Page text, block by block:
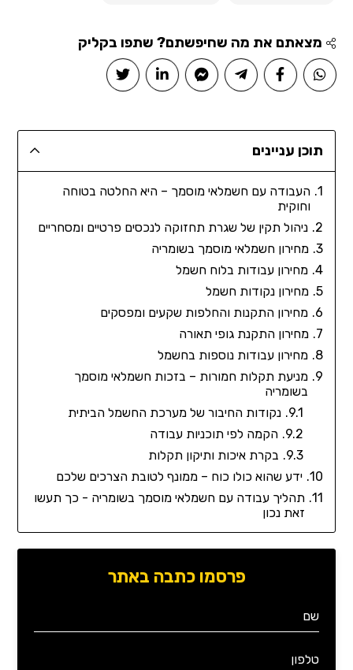
מצאתם את מה שחיפשתם? שתפו בקליק
תוכן עניינים
העבודה עם חשמלאי מוסמך – היא החלטה בטוחה
וחוקית
ניהול תקין של שגרת תחזוקה לנכסים פרטיים ומסחריים
מחירון חשמלאי מוסמך בשומריה
מחירון עבודות בלוח חשמל
מחירון נקודות חשמל
מחירון התקנות והחלפות שקעים ומפסקים
מחירון התקנת גופי תאורה
מחירון עבודות נוספות בחשמל
מניעת תקלות חמורות – בזכות חשמלאי מוסמך
בשומריה
נקודות החיבור של מערכת החשמל הביתית
הקמה לפי תוכניות עבודה
בקרת איכות ותיקון תקלות
ידע שהוא כולו כוח – ממונף לטובת הצרכים שלכם
תהליך עבודה עם חשמלאי מוסמך בשומריה - כך תעשו
זאת נכון
פרסמו כתבה באתר